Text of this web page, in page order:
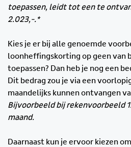
toepassen, leidt tot een te
2.023,-.*
Kies je er bij alle genoemde
loonheffingskorting op geen van
toepassen? Dan heb je nog een
Dit bedrag zou je via een
maandelijks kunnen ontvangen
Bijvoorbeeld bij rekenvoorbeeld
maand.
Daarnaast kun je ervoor kiezen